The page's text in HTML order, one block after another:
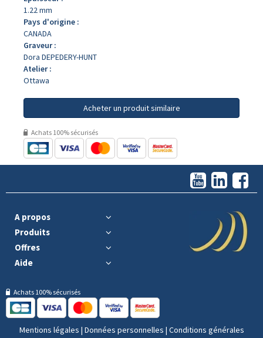
1.22 mm
Pays d'origine :
CANADA
Graveur :
Dora DEPEDERY-HUNT
Atelier :
Ottawa
Acheter un produit similaire
Achats 100% sécurisés
A propos
Produits
Offres
Aide
Achats 100% sécurisés
Mentions légales | Données personnelles | Conditions générales